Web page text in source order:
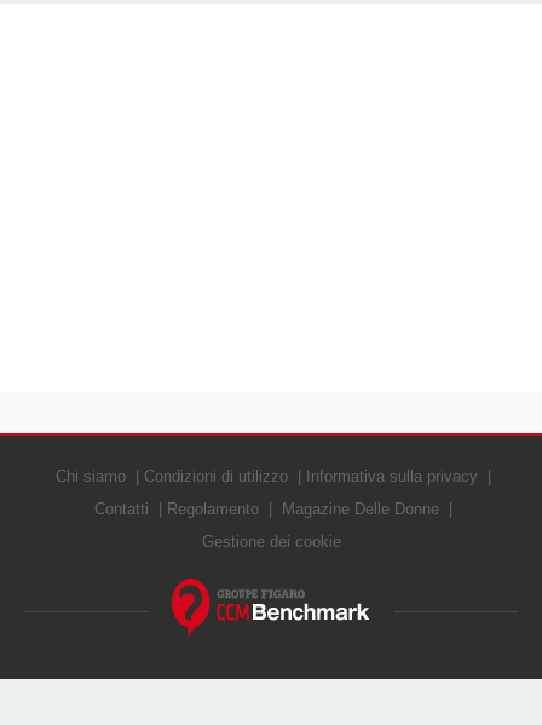
Chi siamo Condizioni di utilizzo
Informativa sulla privacy
Contatti
Regolamento
Magazine Delle Donne
Gestione dei cookie